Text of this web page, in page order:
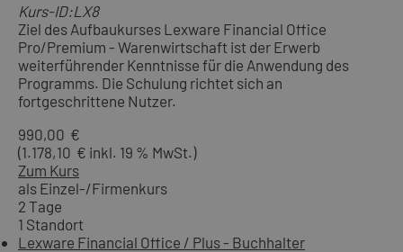
Kurs-ID:LX8
Ziel des Aufbaukurses Lexware Financial Office
Pro/Premium - Warenwirtschaft ist der Erwerb
weiterführender Kenntnisse für die Anwendung des
Programms. Die Schulung richtet sich an
fortgeschrittene Nutzer.
990,00 €
(1.178,10 € inkl. 19 % MwSt.)
Zum Kurs
als Einzel-/Firmenkurs
2 Tage
1 Standort
Lexware Financial Office / Plus - Buchhalter